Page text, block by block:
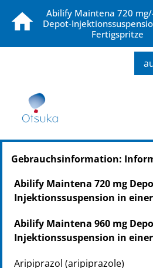
Abilify Maintena 720
Depot-
Fertigspritze
PZN: 19188466
PPN: 111918846667
Gebrauchsinformation:
Abilify Maintena 720 mg
Injektionssuspension in
Abilify Maintena 960 mg
Injektionssuspension in
Ari­pi­pra­zol (aripiprazole)